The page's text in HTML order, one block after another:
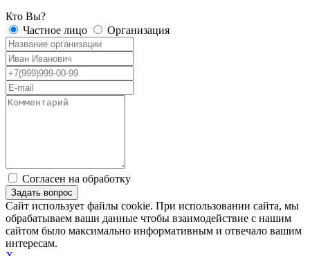
Кто Вы?
Частное лицо
Организация
Согласен на обработку
Сайт использует файлы cookie. При использовании сайта, мы
обрабатываем ваши данные чтобы взаимодействие с нашим
сайтом было максимально информативным и отвечало вашим
интересам.